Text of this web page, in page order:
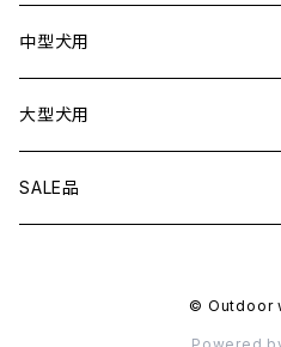
猫用
リード
首輪
ハーネス
中型犬用
リード
首輪
大型犬用
リード
SALE品
© Outdoor
Powered